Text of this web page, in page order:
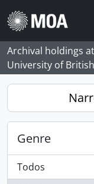
Skip to main content
Archival holdings
University of
Genre
Todos